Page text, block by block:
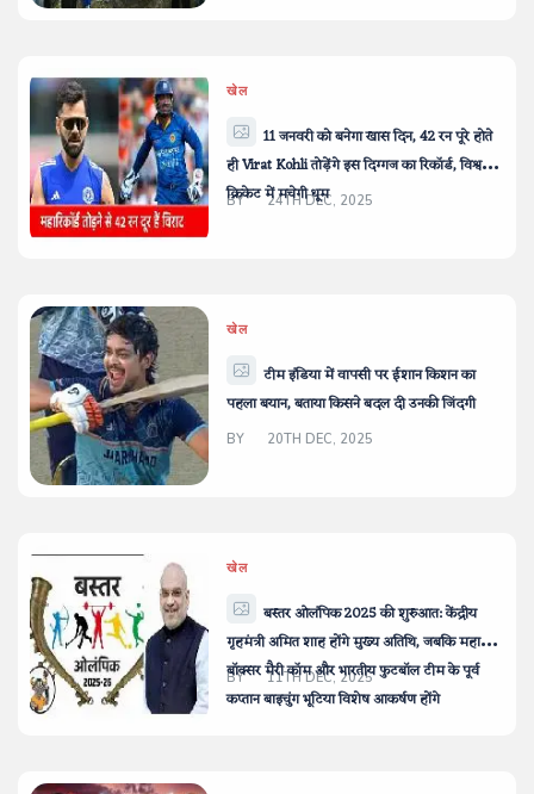
खेल
11 जनवरी को बनेगा खास दिन, 42 रन पूरे होते
ही Virat Kohli तोड़ेंगे इस दिग्गज का रिकॉर्ड, विश्व
क्रिकेट में मचेगी धूम
BY 24TH DEC, 2025
खेल
टीम इंडिया में वापसी पर ईशान किशन का
पहला बयान, बताया किसने बदल दी उनकी जिंदगी
BY 20TH DEC, 2025
खेल
बस्तर ओलंपिक 2025 की शुरुआत: केंद्रीय
गृहमंत्री अमित शाह होंगे मुख्य अतिथि, जबकि महान
बॉक्सर मैरी कॉम और भारतीय फुटबॉल टीम के पूर्व
कप्तान बाइचुंग भूटिया विशेष आकर्षण होंगे
BY 11TH DEC, 2025